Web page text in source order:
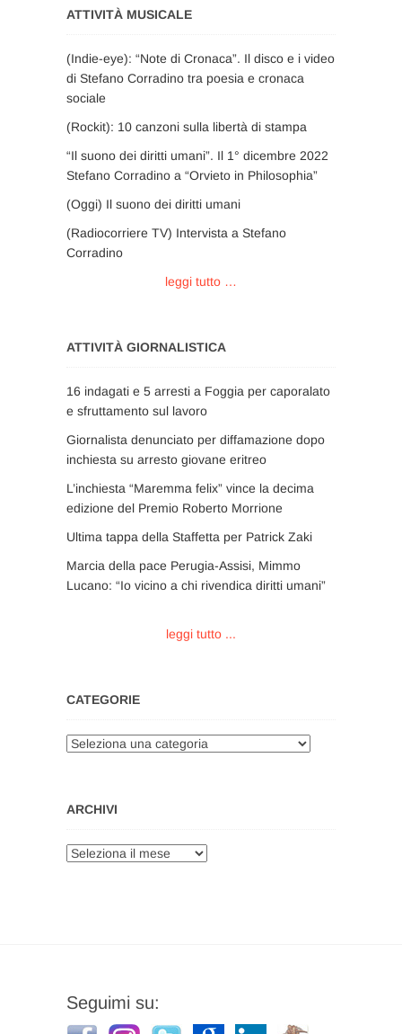
ATTIVITÀ MUSICALE
(Indie-eye): “Note di Cronaca”. Il disco e i video
di Stefano Corradino tra poesia e cronaca
sociale
(Rockit): 10 canzoni sulla libertà di stampa
“Il suono dei diritti umani”. Il 1° dicembre 2022
Stefano Corradino a “Orvieto in Philosophia”
(Oggi) Il suono dei diritti umani
(Radiocorriere TV) Intervista a Stefano
Corradino
leggi tutto …
ATTIVITÀ GIORNALISTICA
16 indagati e 5 arresti a Foggia per caporalato
e sfruttamento sul lavoro
Giornalista denunciato per diffamazione dopo
inchiesta su arresto giovane eritreo
L’inchiesta “Maremma felix” vince la decima
edizione del Premio Roberto Morrione
Ultima tappa della Staffetta per Patrick Zaki
Marcia della pace Perugia-Assisi, Mimmo
Lucano: “Io vicino a chi rivendica diritti umani”
leggi tutto ...
CATEGORIE
Categorie
ARCHIVI
Archivi
Seguimi su: